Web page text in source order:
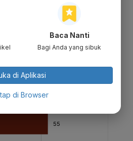
Baca Nanti
Bagi Anda yang sibuk
di Aplikasi
di Browser